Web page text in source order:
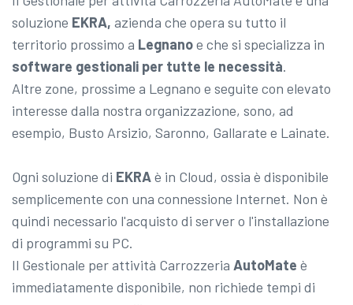
soluzione EKRA, azienda che opera su tutto il
territorio prossimo a Legnanoe che si specializza in
software gestionali per tutte le necessità.
Altre zone, prossime a Legnano e seguite con elevato
interesse dalla nostra organizzazione, sono, ad
esempio, Busto Arsizio, Saronno, Gallarate e Lainate.
Ogni soluzione di EKRAè in Cloud, ossia è disponibile
semplicemente con una connessione Internet. Non è
quindi necessario l'acquisto di server o l'installazione
di programmi su PC.
Il Gestionale per attività Carrozzeria AutoMate è
immediatamente disponibile, non richiede tempi di